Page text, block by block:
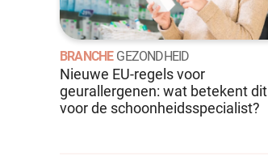
BRANCHE GEZONDHEID
Nieuwe EU-regels voor
geurallergenen: wat betekent dit
voor de schoonheidsspecialist?